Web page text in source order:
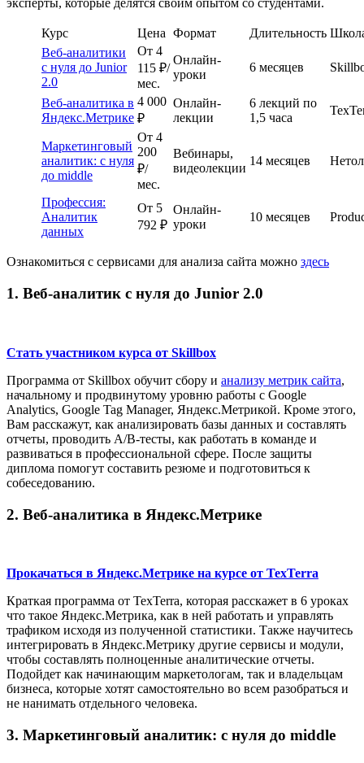
эксперты, которые делятся своим опытом со студентами.
Курс Цена Формат Длительность
Веб-аналитики
с нуля до Junior
2.0
От 4
115 ₽/
мес.
Онлайн-
уроки
6 месяцев
Веб-аналитика в
Яндекс.Метрике
4 000
₽
Онлайн-
лекции
6 лекций по
1,5 часа
Маркетинговый
аналитик: с нуля
до middle
От 4
200
₽/
мес.
Вебинары,
видеолекции
14 месяцев
Профессия:
Аналитик
данных
От 5
792 ₽
Онлайн-
уроки
10 месяцев
Ознакомиться с сервисами для анализа сайта можно здесь
1. Веб-аналитик с нуля до Junior 2.0
Стать участником курса от Skillbox
Программа от Skillbox обучит сбору и анализу метрик сайта,
начальному и продвинутому уровню работы с Google
Analytics, Google Tag Manager, Яндекс.Метрикой. Кроме этого,
Вам расскажут, как анализировать базы данных и составлять
отчеты, проводить А/В-тесты, как работать в команде и
развиваться в профессиональной сфере. После защиты
диплома помогут составить резюме и подготовиться к
собеседованию.
2. Веб-аналитика в Яндекс.Метрике
Прокачаться в Яндекс.Метрике на курсе от TexTerra
Краткая программа от TexTerra, которая расскажет в 6 уроках
что такое Яндекс.Метрика, как в ней работать и управлять
трафиком исходя из полученной статистики. Также научитесь
интегрировать в Яндекс.Метрику другие сервисы и модули,
чтобы составлять полноценные аналитические отчеты.
Подойдет как начинающим маркетологам, так и владельцам
бизнеса, которые хотят самостоятельно во всем разобраться и
не нанимать отдельного человека.
3. Маркетинговый аналитик: с нуля до middle